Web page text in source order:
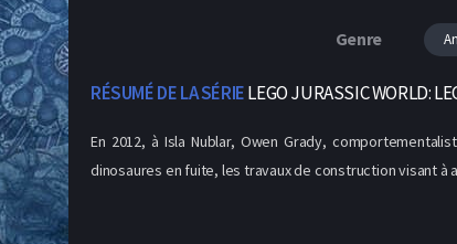
Genre
RÉSUMÉ DE LA SÉRIELEGO JURASSIC WORLD:
En 2012, à Isla Nublar, Owen Grady,
dinosaures en fuite, les travaux de construction visant